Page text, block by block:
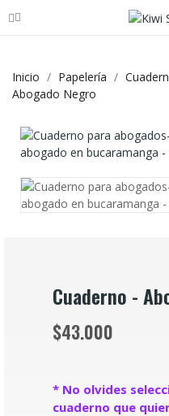
Inicio Papelería
Abogado Negro
Cuaderno -
$43.000
* No olvides
cuaderno que